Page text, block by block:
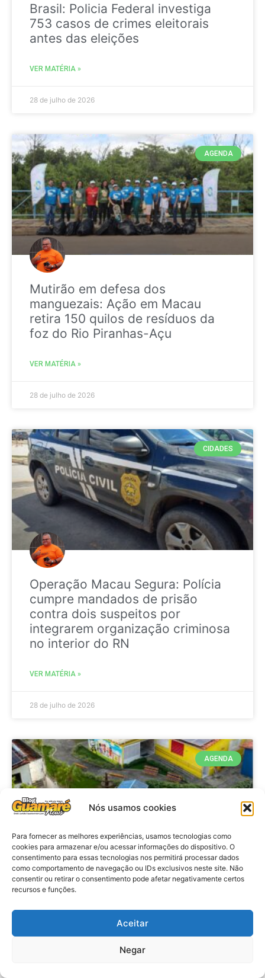
Nós usamos cookies
Para fornecer as melhores experiências, usamos tecnologias como
cookies para armazenar e/ou acessar informações do dispositivo. O
consentimento para essas tecnologias nos permitirá processar dados
como comportamento de navegação ou IDs exclusivos neste site. Não
consentir ou retirar o consentimento pode afetar negativamente certos
recursos e funções.
Aceitar
Negar
Brasil: Policia Federal investiga
753 casos de crimes eleitorais
antes das eleições
VER MATÉRIA »
28 de julho de 2026
AGENDA
Mutirão em defesa dos
manguezais: Ação em Macau
retira 150 quilos de resíduos da
foz do Rio Piranhas-Açu
VER MATÉRIA »
28 de julho de 2026
CIDADES
Operação Macau Segura: Polícia
cumpre mandados de prisão
contra dois suspeitos por
integrarem organização criminosa
no interior do RN
VER MATÉRIA »
28 de julho de 2026
AGENDA
Agenda: 10ª Mostra Pedagógica
da Casa Durval Paiva acontecerá
nesta quarta-feira (29)